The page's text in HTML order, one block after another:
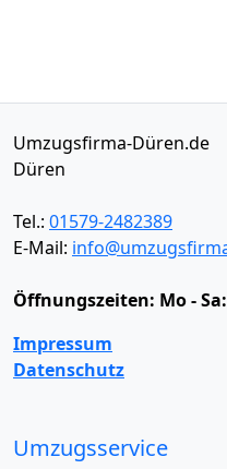
Umzugsfirma-Düren.de
Düren
Tel.: 01579-2482389
E-Mail:
Öffnungszeiten: Mo -
Impressum
Datenschutz
Umzugsservice